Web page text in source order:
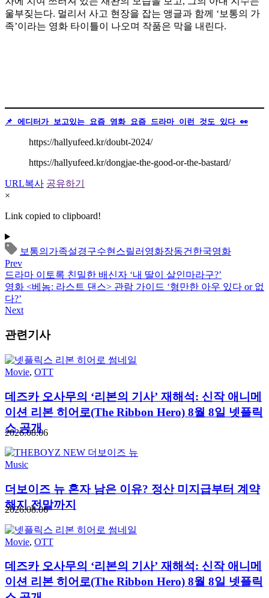
울부짖는다. 멀리서 사고 현장을 잡는 앵글과 함께 ‘보통의 가
족’이라는 영화 타이틀이 나오며 작품은 막을 내린다.
📌 에디터가 보고있는 요즘 영화 요즘 드라마 이런 것도 있다 👀
https://hallyufeed.kr/doubt-2024/
https://hallyufeed.kr/dongjae-the-good-or-the-bastard/
URL복사 공유하기
×
Link copied to clipboard!
보통의가족설경구수현스릴러 영화장동건한국영화
Prev
드라마 이토록 친밀한 배신자 ‘내 딸이 살인마라구?’
영화 <베놈: 라스트 댄스> 관람 가이드 ‘형만한 아우 있다 or 없
다?’
Next
관련기사
Movie, OTT
데즈카 오사무의 ‘리본의 기사’ 재해석: 신작 애니메
이션 리본 히어로(The Ribbon Hero) 8월 8일 넷플릭
스 공개
2026.08.06
Music
더보이즈 뉴 혼자 남은 이유? 정산 미지급부터 계약
해지 전말까지
2026.08.06
Movie, OTT
데즈카 오사무의 ‘리본의 기사’ 재해석: 신작 애니메
이션 리본 히어로(The Ribbon Hero) 8월 8일 넷플릭